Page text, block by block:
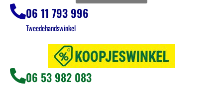
06 11 793 996
Tweedehandswinkel
06 53 982 083